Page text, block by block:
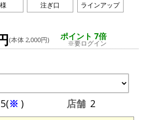
注ぎ口 ラインアップ
(本体 2,000円) ポイント 7倍
※要ログイン
5(※ ) 店舗 2